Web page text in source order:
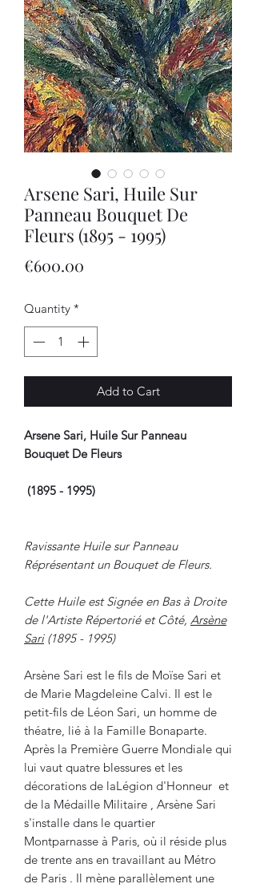
Arsene Sari, Huile Sur
Panneau Bouquet De
Fleurs (1895 - 1995)
€600.00
Quantity *
Add to Cart
Arsene Sari, Huile Sur Panneau
Bouquet De Fleurs
(1895 - 1995)
Ravissante Huile sur Panneau
Réprésentant un Bouquet de Fleurs.
Cette Huile est Signée en Bas à Droite
de l'Artiste Répertorié et Côté, Arsène
Sari(1895 - 1995)
Arsène Sari est le fils de Moïse Sari et
de Marie Magdeleine Calvi. Il est le
petit-fils de Léon Sari, un homme de
théatre, lié à la Famille Bonaparte.
Après la Première Guerre Mondiale qui
lui vaut quatre blessures et les
décorations de laLégion d'Honneur et
de la Médaille Militaire , Arsène Sari
s'installe dans le quartier
Montparnasse à Paris, où il réside plus
de trente ans en travaillant au Métro
de Paris . Il mène parallèlement une